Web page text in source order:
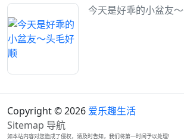
今天是好乖的小盆友
Copyright © 2026 爱乐趣生活
Sitemap 导航
如本站内容对您造成了侵权，请及时告知，我们将第一时间予以处理!